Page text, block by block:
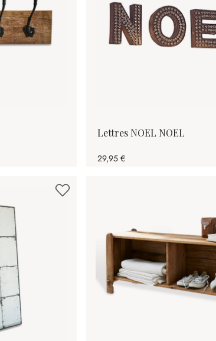
Lettres NOEL NOEL
29,95 €